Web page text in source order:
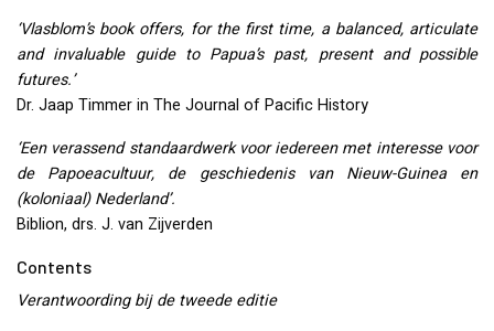
‘Vlasblom’s book offers, for the first time, a balanced, articulate
and invaluable guide to Papua’s past, present and possible
futures.’
Dr. Jaap Timmer in The Journal of Pacific History
‘Een verassend standaardwerk voor iedereen met interesse voor
de Papoeacultuur, de geschiedenis van Nieuw-Guinea en
(koloniaal) Nederland’.
Biblion, drs. J. van Zijverden
Contents
Verantwoording bij de tweede editie